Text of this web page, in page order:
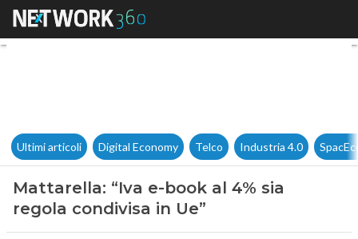
Mattarella: “Iva e-book al 4%
Ultimi articoli Digital Economy Telco Industria 4.0
Mattarella: “Iva e-book al 4% sia
regola condivisa in Ue”